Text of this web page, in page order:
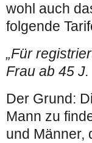
wohl auch
folgende
„Für
Frau ab 45
Der Grund:
Mann zu
und Männer,